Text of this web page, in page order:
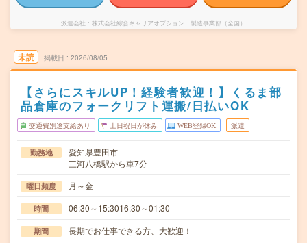
派遣会社 株式会社綜合キャリアオプション 製造事業部（全国）
未読 掲載日 2026/08/05
【さらにスキルUP！経験者歓迎！】くるま部
品倉庫のフォークリフト運搬/日払いOK
交通費別途支給あり 土日祝日が休み WEB登録OK 派遣
勤務地
愛知県豊田市
三河八橋駅から車7分
曜日頻度 月～金
時間 06:30～15:3016:30～01:30
期間 長期でお仕事できる方、大歓迎！